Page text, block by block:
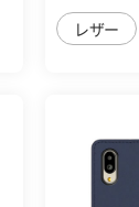
レザー